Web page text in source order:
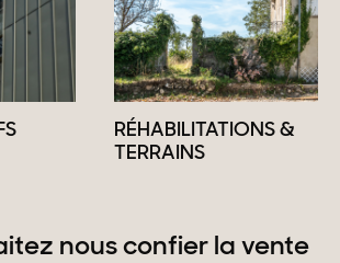
RÉHABILITATIONS &
TERRAINS
nous confier la vente